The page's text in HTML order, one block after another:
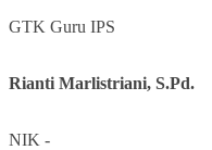
GTK Guru IPS
Rianti Marlistriani, S.Pd.
NIK -